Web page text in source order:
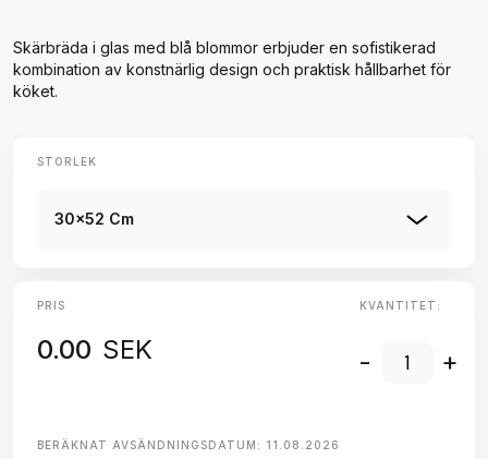
Skärbräda i glas med blå blommor erbjuder en sofistikerad
kombination av konstnärlig design och praktisk hållbarhet för
köket.
STORLEK
30x52 Cm
PRIS
0.00 SEK
KVANTITET:
- +
BERÄKNAT AVSÄNDNINGSDATUM: 11.08.2026